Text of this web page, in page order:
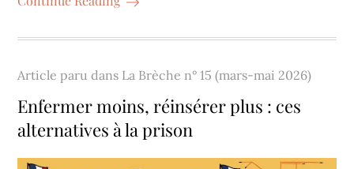
Article paru dans La Brèche n° 15 (mars-mai 2026)
Enfermer moins, réinsérer plus : ces
alternatives à la prison